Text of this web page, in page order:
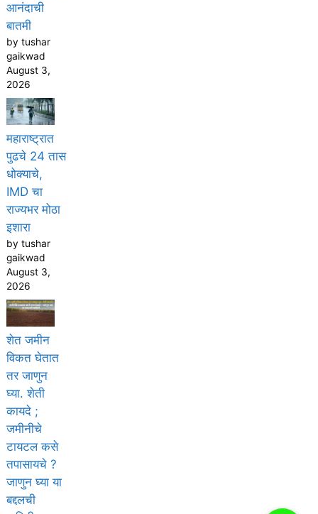
आनंदाची
बातमी
by tushar
gaikwad
August 3,
2026
महाराष्ट्रात
पुढचे 24 तास
धोक्याचे,
IMD चा
राज्यभर मोठा
इशारा
by tushar
gaikwad
August 3,
2026
शेत जमीन
विकत घेतात
तर जाणुन
घ्या. शेती
कायदे ;
जमीनीचे
टायटल कसे
तपासायचे ?
जाणुन घ्या या
बद्दलची